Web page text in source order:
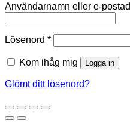
Användarnamn eller e-
Lösenord *Obligatoriskt
Kom ihåg mig Logga in
Glömt ditt lösenord?